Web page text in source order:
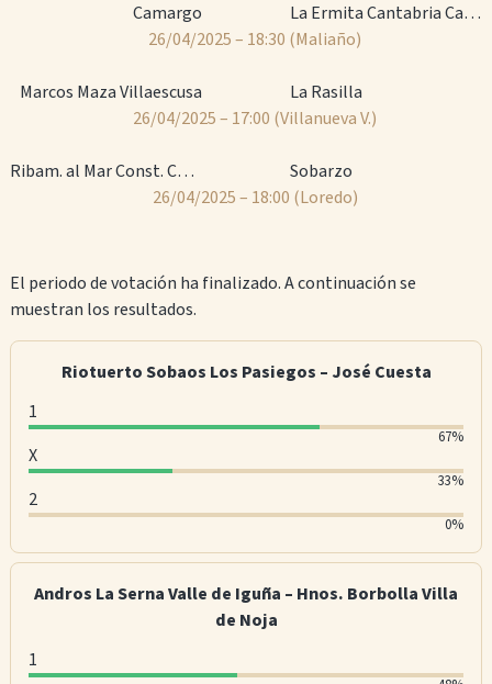
Camargo
La Ermita Cantabria Casar P.
26/04/2025 – 18:30 (Maliaño)
Marcos Maza Villaescusa
La Rasilla
26/04/2025 – 17:00 (Villanueva V.)
Ribam. al Mar Const. Cárcoba
Sobarzo
26/04/2025 – 18:00 (Loredo)
El periodo de votación ha finalizado. A continuación se
muestran los resultados.
Riotuerto Sobaos Los Pasiegos – José Cuesta
1
67%
1
:
6
%
o
v
o
X
33%
X
:
3
%
f
2
0%
2
:
0
f
Andros La Serna Valle de Iguña – Hnos. Borbolla Villa
de Noja
1